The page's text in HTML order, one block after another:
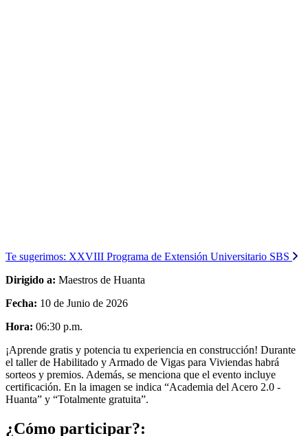
Te sugerimos: XXVIII Programa de Extensión Universitario SBS
Dirigido a: Maestros de Huanta
Fecha: 10 de Junio de 2026
Hora: 06:30 p.m.
¡Aprende gratis y potencia tu experiencia en construcción! Durante
el taller de Habilitado y Armado de Vigas para Viviendas habrá
sorteos y premios. Además, se menciona que el evento incluye
certificación. En la imagen se indica “Academia del Acero 2.0 -
Huanta” y “Totalmente gratuita”.
¿Cómo participar?: